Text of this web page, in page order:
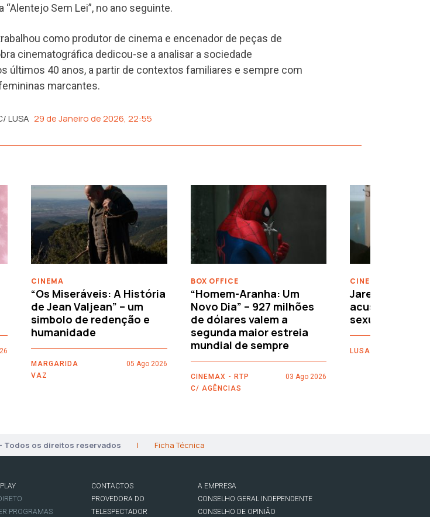
“Alentejo Sem Lei”, no ano seguinte.
como produtor de cinema e encenador de peças de
cinematográfica dedicou-se a analisar a sociedade
últimos 40 anos, a partir de contextos familiares e sempre com
marcantes.
LUSA 29 de Janeiro de 2026, 22:55
CINEMA
“Os Miseráveis: A História
de Jean Valjean” – um
simbolo de redenção e
humanidade
MARGARIDA
VAZ
05 Ago 2026
BOX OFFICE
“Homem-Aranha: Um
Novo Dia” – 927 milhões
de dólares valem a
segunda maior estreia
mundial de sempre
CINEMAX - RTP
C/ AGÊNCIAS
03 Ago 2026
CINEMA
Jared Leto
acusações de
sexuais
LUSA
Todos os direitos reservados | Ficha Técnica
PROGRAMAS
CONTACTOS
PROVEDORA DO
TELESPECTADOR
A EMPRESA
CONSELHO GERAL INDEPENDENTE
CONSELHO DE OPINIÃO